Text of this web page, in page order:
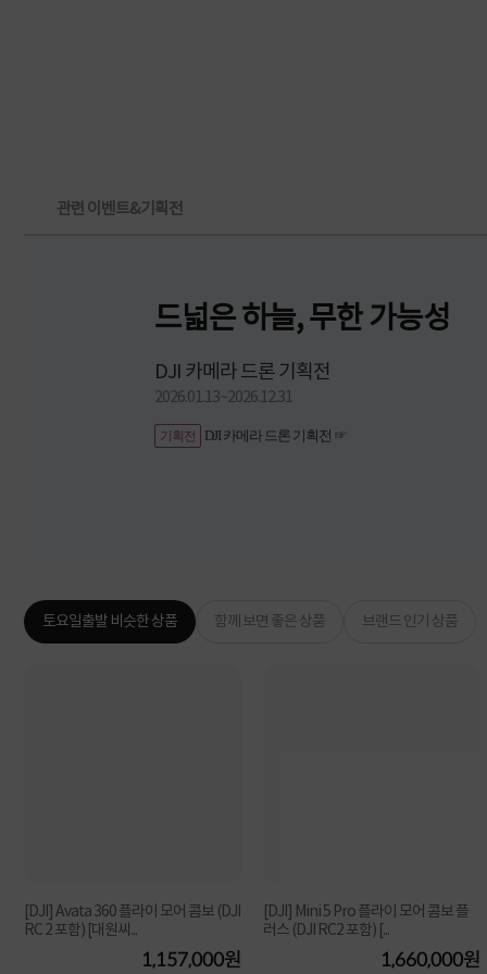
관련 이벤트&기획전
드넓은 하늘, 무한 가능성
DJI 카메라 드론 기획전
2026.01.13~2026.12.31
기획전 DJI 카메라 드론 기획전 ☞
토요일출발 비슷한 상품 함께 보면 좋은 상품 브랜드 인기 상품
[DJI] Avata 360 플라이 모어 콤보 (DJI
RC 2 포함) [대원씨...
1,157,000원
[DJI] Mini 5 Pro 플라이 모어 콤보 플
러스 (DJI RC2 포함) [...
1,660,000원